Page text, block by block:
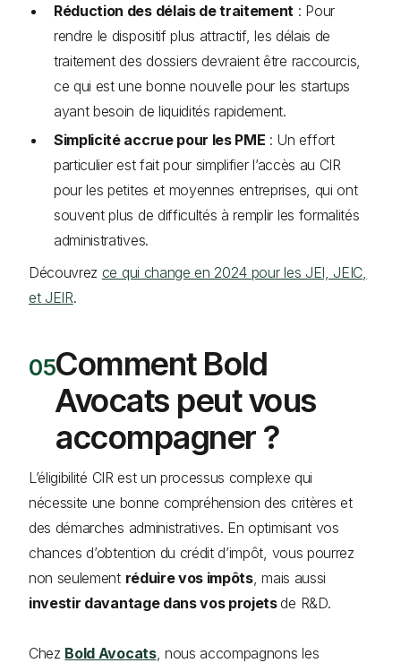
Réduction des délais de traitement : Pour
rendre le dispositif plus attractif, les délais de
traitement des dossiers devraient être raccourcis,
ce qui est une bonne nouvelle pour les startups
ayant besoin de liquidités rapidement.
Simplicité accrue pour les PME : Un effort
particulier est fait pour simplifier l’accès au CIR
pour les petites et moyennes entreprises, qui ont
souvent plus de difficultés à remplir les formalités
administratives.
Découvrez ce qui change en 2024 pour les JEI, JEIC,
et JEIR.
Comment Bold
Avocats peut vous
accompagner ?
L’éligibilité CIR est un processus complexe qui
nécessite une bonne compréhension des critères et
des démarches administratives. En optimisant vos
chances d’obtention du crédit d’impôt, vous pourrez
non seulement réduire vos impôts, mais aussi
investir davantage dans vos projetsde R&D.
Chez Bold Avocats, nous accompagnons les